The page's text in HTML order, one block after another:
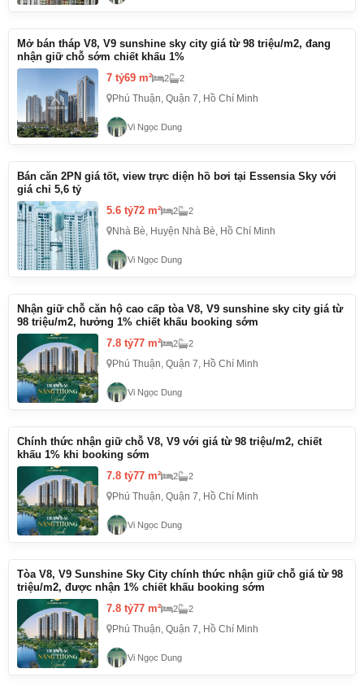
Mở bán tháp V8, V9 sunshine sky city giá từ 98 triệu/m2, đang
nhận giữ chỗ sớm chiết khấu 1%
7 tỷ69 m² 2 2
Phú Thuận, Quận 7, Hồ Chí Minh
Vi Ngọc Dung
Bán căn 2PN giá tốt, view trực diện hồ bơi tại Essensia Sky với
giá chỉ 5,6 tỷ
5.6 tỷ72 m² 2 2
Nhà Bè, Huyện Nhà Bè, Hồ Chí Minh
Vi Ngọc Dung
Nhận giữ chỗ căn hộ cao cấp tòa V8, V9 sunshine sky city giá từ
98 triệu/m2, hưởng 1% chiết khấu booking sớm
7.8 tỷ77 m² 2 2
Phú Thuận, Quận 7, Hồ Chí Minh
Vi Ngọc Dung
Chính thức nhận giữ chỗ V8, V9 với giá từ 98 triệu/m2, chiết
khấu 1% khi booking sớm
7.8 tỷ77 m² 2 2
Phú Thuận, Quận 7, Hồ Chí Minh
Vi Ngọc Dung
Tòa V8, V9 Sunshine Sky City chính thức nhận giữ chỗ giá từ 98
triệu/m2, được nhận 1% chiết khấu booking sớm
7.8 tỷ77 m² 2 2
Phú Thuận, Quận 7, Hồ Chí Minh
Vi Ngọc Dung